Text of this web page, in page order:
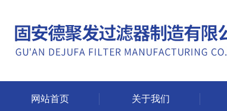
网站首页 关于我们